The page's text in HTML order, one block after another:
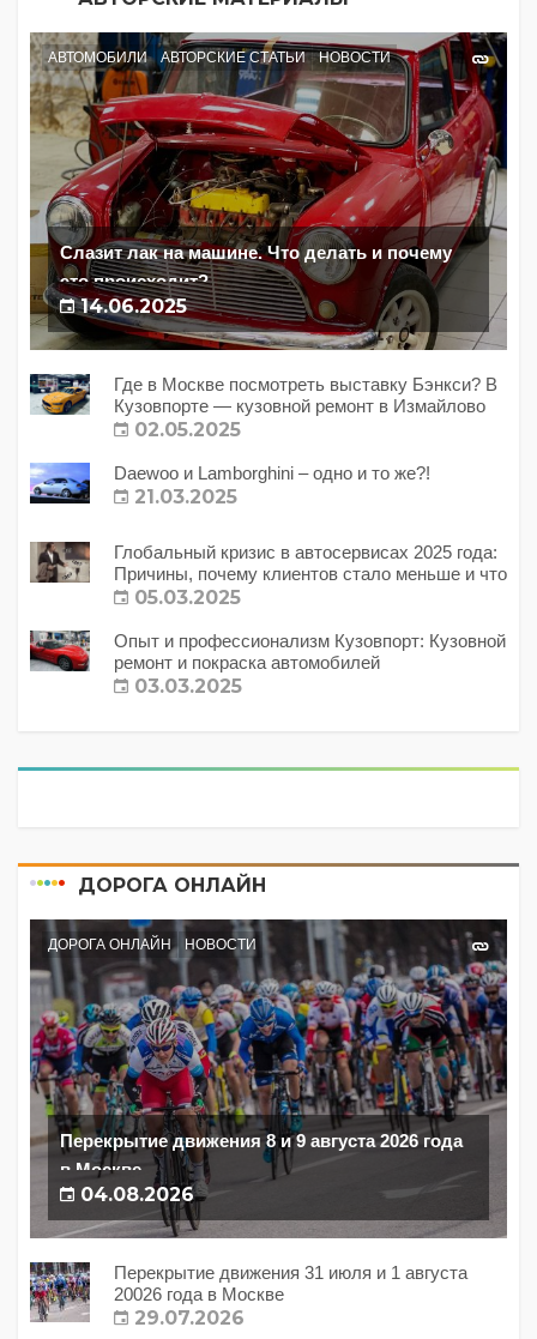
АВТОМОБИЛИ АВТОРСКИЕ СТАТЬИ НОВОСТИ
Слазит лак на машине. Что делать и почему
это происходит?
14.06.2025
Где в Москве посмотреть выставку Бэнкси? В
Кузовпорте — кузовной ремонт в Измайлово
02.05.2025
Daewoo и Lamborghini – одно и то же?!
21.03.2025
Глобальный кризис в автосервисах 2025 года:
Причины, почему клиентов стало меньше и что
с этим делать?
05.03.2025
Опыт и профессионализм Кузовпорт: Кузовной
ремонт и покраска автомобилей
03.03.2025
ДОРОГА ОНЛАЙН
ДОРОГА ОНЛАЙН НОВОСТИ
Перекрытие движения 8 и 9 августа 2026 года
в Москве
04.08.2026
Перекрытие движения 31 июля и 1 августа
20026 года в Москве
29.07.2026